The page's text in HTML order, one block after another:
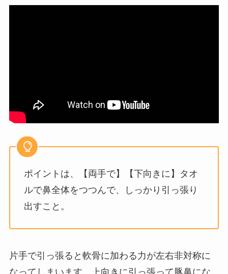
ポイントは、【両手で】【下向きに】タオ
ルで鼻全体をつつんで、しっかり引っ張り
出すこと。
片手で引っ張ると軟骨に加わる力が左右非対称に
なってしまいます。上向きに引っ張って豚鼻にな